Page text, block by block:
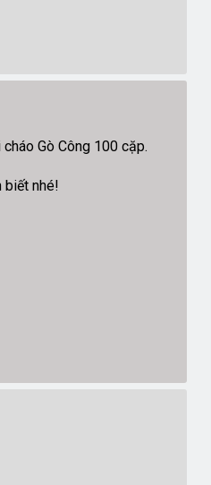
Gò Công 100 cặp.
biết nhé!